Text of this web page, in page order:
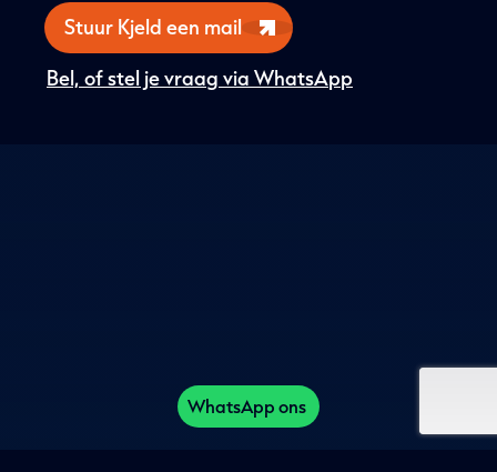
Stuur Kjeld een mail
Bel, of stel je vraag via WhatsApp
WhatsApp ons